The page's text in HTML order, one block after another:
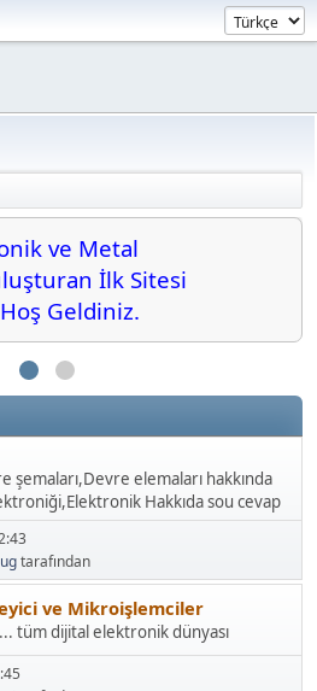
ve Metal
İlk Sitesi
Geldiniz.
ve Metal Dedektörlerini
Ekibi'ne Hoş Geldiniz.
şemaları,Devre elemaları hakkında
Hakkıda sou cevap
tarafından
ve Mikroişlemciler
tüm dijital elektronik dünyası
tarafından